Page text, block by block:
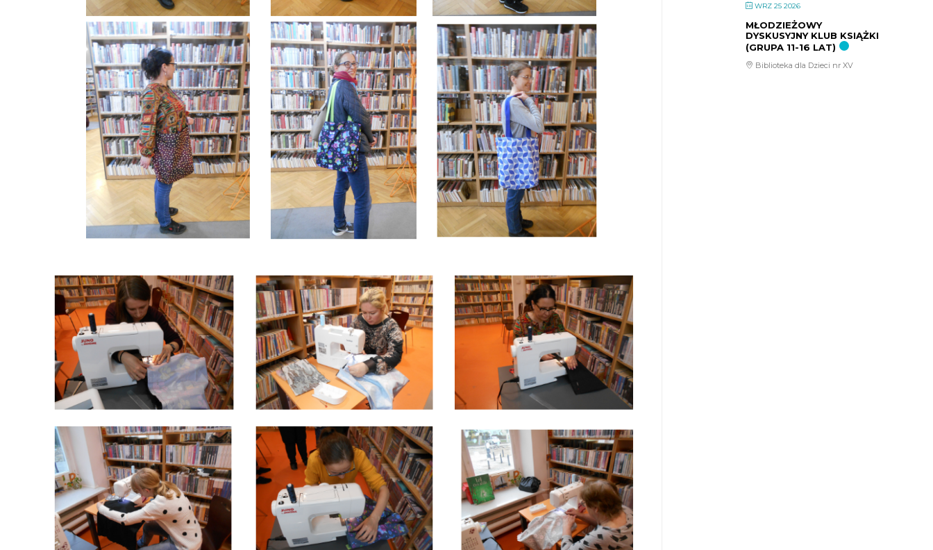
WRZ 25 2026
MŁODZIEŻOWY
DYSKUSYJNY KLUB KSIĄŻKI
(GRUPA 11-16 LAT)
Biblioteka dla Dzieci nr XV